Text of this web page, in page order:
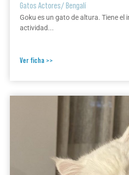
Gatos Actores/Bengalí
Goku es un gato de altura. Tiene el
actividad...
Ver ficha >>